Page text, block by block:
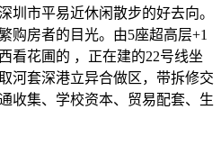
圳市平易近休闲散步的好去向。
购房者的目光。由5座超高层+1
看花圃的 ，正在建的22号线坐
河套深港立异合做区，带拆修交
收集、学校资本、贸易配套、生